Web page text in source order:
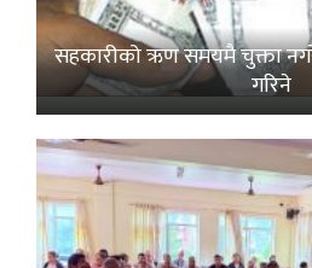
सहकारीको ऋण समयमै चुक्ता
गरिने